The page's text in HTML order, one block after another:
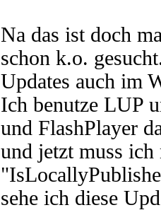
Na das ist doch
schon k.o.
Updates auch im
Ich benutze LUP
und FlashPlayer
und jetzt muss
sehe ich diese